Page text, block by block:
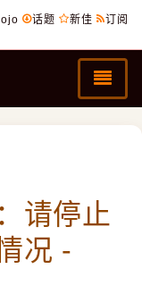
话题 新佳 订阅
请停止
况 -